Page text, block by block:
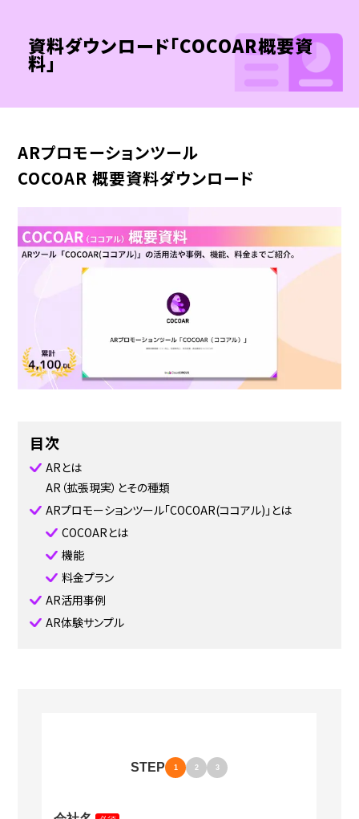
資料ダウンロード「COCOAR概要資
料」
ARプロモーションツール
COCOAR 概要資料ダウンロード
目次
ARとは
AR（拡張現実）とその種類
ARプロモーションツール「COCOAR(ココアル)」とは
COCOARとは
機能
料金プラン
AR活用事例
AR体験サンプル